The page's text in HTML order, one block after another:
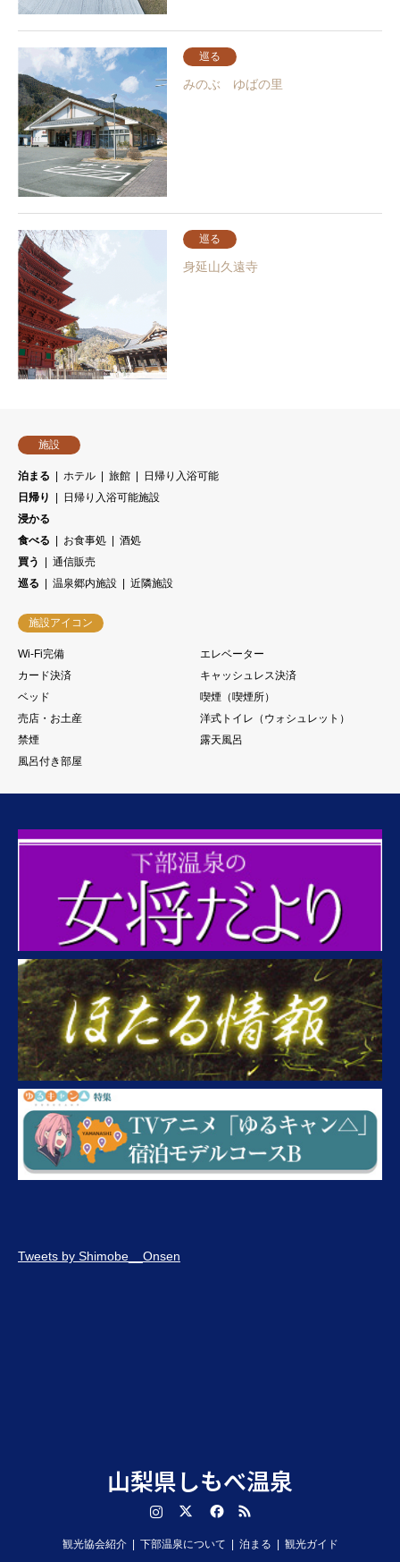
巡る
みのぶ ゆばの里
巡る
身延山久遠寺
施設
泊まる ホテル 旅館
日帰り入浴可能
日帰り
日帰り入浴可能施設
浸かる
食べる
お食事処
酒処
買う
通信販売
巡る
温泉郷内施設 近隣施設
施設アイコン
Wi-Fi完備
エレベーター
カード決済
キャッシュレス決済
ベッド
喫煙（喫煙所）
売店・お土産
洋式トイレ（ウォシュレット）
禁煙
露天風呂
風呂付き部屋
Tweets by Shimobe__Onsen
山梨県しもべ温泉
RSS
観光協会紹介 下部温泉について 泊まる 観光ガイド